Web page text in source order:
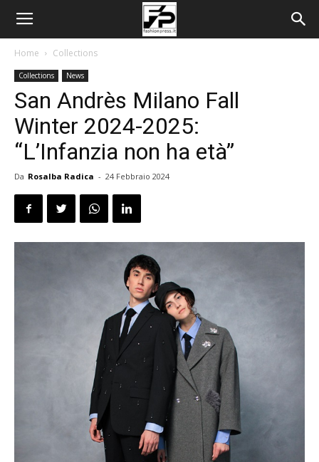
Home Collections
Collections News
San Andrès Milano Fall
Winter 2024-2025:
“L’Infanzia non ha età”
Da Rosalba Radica - 24 Febbraio 2024